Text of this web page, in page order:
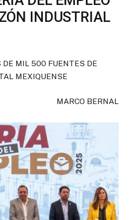
INDUSTRIAL
DE MIL 500 FUENTES DE
MEXIQUENSE
MARCO BERNAL